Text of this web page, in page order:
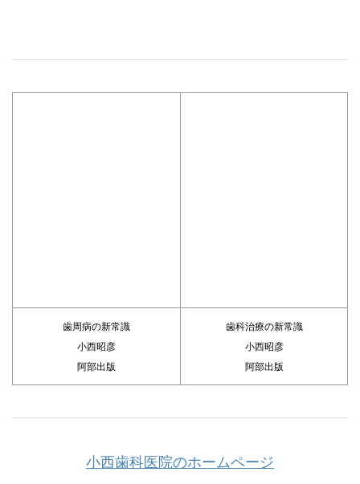
歯周病の新常識
小西昭彦
阿部出版
歯科治療の新常識
小西昭彦
阿部出版
小西歯科医院のホームページ